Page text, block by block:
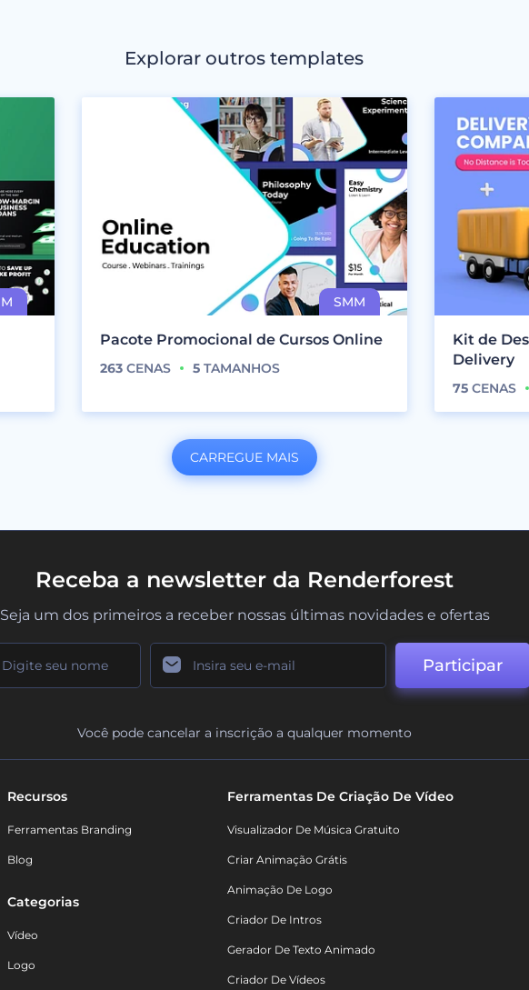
Explorar outros templates
Pacote Promocional de Cursos Online
263 CENAS 5 TAMANHOS
Kit de
Delivery
75CENAS
CARREGUE MAIS
Receba a newsletter da Renderforest
Seja um dos primeiros a receber nossas últimas novidades e ofertas
Participar
Você pode cancelar a inscrição a qualquer momento
Recursos
Ferramentas Branding
Blog
Categorias
Vídeo
Logo
Ferramentas De Criação De Vídeo
Visualizador De Música Gratuito
Criar Animação Grátis
Animação De Logo
Criador De Intros
Gerador De Texto Animado
Criador De Vídeos